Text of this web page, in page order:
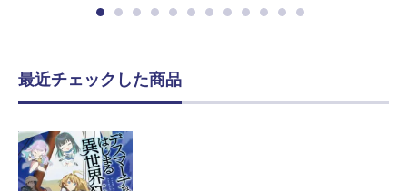
最近チェックした商品